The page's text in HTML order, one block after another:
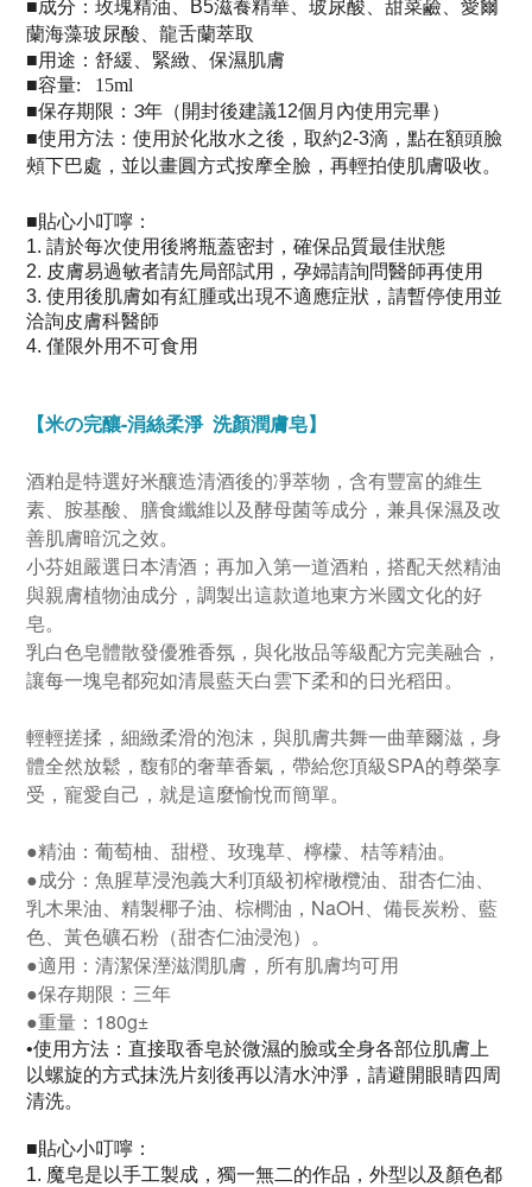
■成分： 玫瑰精油、B5滋養精華、玻尿酸、甜菜鹼、愛爾
蘭海藻玻尿酸、龍舌蘭萃取
■用途： 舒緩、緊緻、保濕肌膚
■容量: 15ml
■保存期限：3年（ 開封後建議12個月內使用完畢）
■使用方法： 使用於化妝水之後，取約2-3滴，點在額頭臉
頰下巴處，並以畫圓方式按摩全臉，再輕拍使肌膚吸收。
■貼心小叮嚀：
1. 請於每次使用後將瓶蓋密封，確保品質最佳狀態
2. 皮膚易過敏者請先局部試用， 孕婦請詢問醫師再使用
3. 使用後肌膚如有紅腫或出現不適應症狀，請暫停使用並
洽詢皮膚科醫師
4. 僅限外用不可食用
【米の完釀-涓絲柔淨 洗顏潤膚皂】
酒粕是特選好米釀造清酒後的凈萃物，含有豐富的維生
素、胺基酸、膳食纖維以及酵母菌等成分，兼具保濕及改
善肌膚暗沉之效。
小芬姐嚴選日本清酒；再加入第一道酒粕，搭配天然精油
與親膚植物油成分，調製出這款道地東方米國文化的好
皂。
乳白色皂體散發優雅香氛，與化妝品等級配方完美融合，
讓每一塊皂都宛如清晨藍天白雲下柔和的日光稻田。
輕輕搓揉，細緻柔滑的泡沫，與肌膚共舞一曲華爾滋，身
體全然放鬆，馥郁的奢華香氣，帶給您頂級SPA的尊榮享
受，寵愛自己，就是這麼愉悅而簡單。
●精油：葡萄柚、甜橙、玫瑰草、檸檬、桔等精油。
●成分：魚腥草浸泡義大利頂級初榨橄欖油、甜杏仁油、
乳木果油、精製椰子油、棕櫚油，NaOH、備長炭粉、藍
色、黃色礦石粉（甜杏仁油浸泡）。
●適用：清潔保溼滋潤肌膚，所有肌膚均可用
●保存期限：三年
●重量：180g±
•使用方法：直接取香皂於微濕的臉或全身各部位肌膚上
以螺旋的方式抹洗片刻後再以清水沖淨，請避開眼睛四周
清洗。
■貼心小叮嚀：
1. 魔皂是以手工製成，獨一無二的作品，外型以及顏色都